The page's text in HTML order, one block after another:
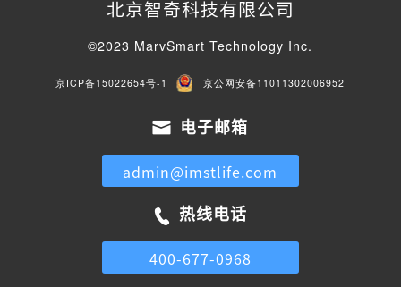
北京智奇科技有限公司
©2023 MarvSmart Technology Inc.
京ICP备15022654号-1 京公网安备11011302006952
电子邮箱
admin@imstlife.com
热线电话
400-677-0968